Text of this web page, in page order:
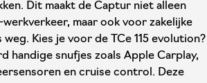
Dit maakt de Captur niet alleen
maar ook voor zakelijke
Kies je voor de TCe 115 evolution?
handige snufjes zoals Apple Carplay,
en cruise control. Deze